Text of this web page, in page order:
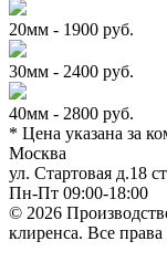
20мм - 1900 руб.
30мм - 2400 руб.
40мм - 2800 руб.
* Цена указана за
Москва
ул. Стартовая д.18
Пн-Пт 09:00-18:00
© 2026
клиренса. Все